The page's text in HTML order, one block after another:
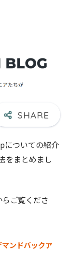
についての紹介
をまとめまし
ご覧くださ
マンドバックア